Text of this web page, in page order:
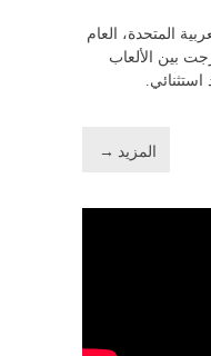
المتحدة، العام
مزجت بين الألعاب
المزيد →